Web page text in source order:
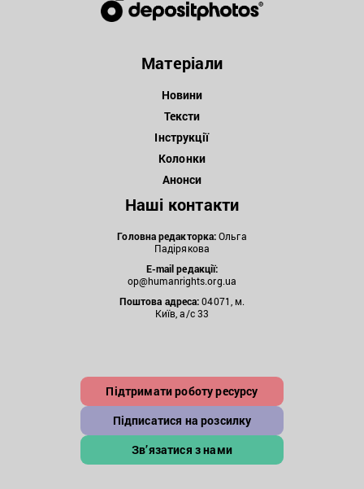
Матеріали
Новини
Тексти
Інструкції
Колонки
Анонси
Наші контакти
Головна редакторка:Ольга
Падірякова
E-mail редакції:
op@humanrights.org.ua
Поштова адреса:04071, м.
Київ, а/с 33
Підтримати роботу ресурсу
Підписатися на розсилку
Зв’язатися з нами